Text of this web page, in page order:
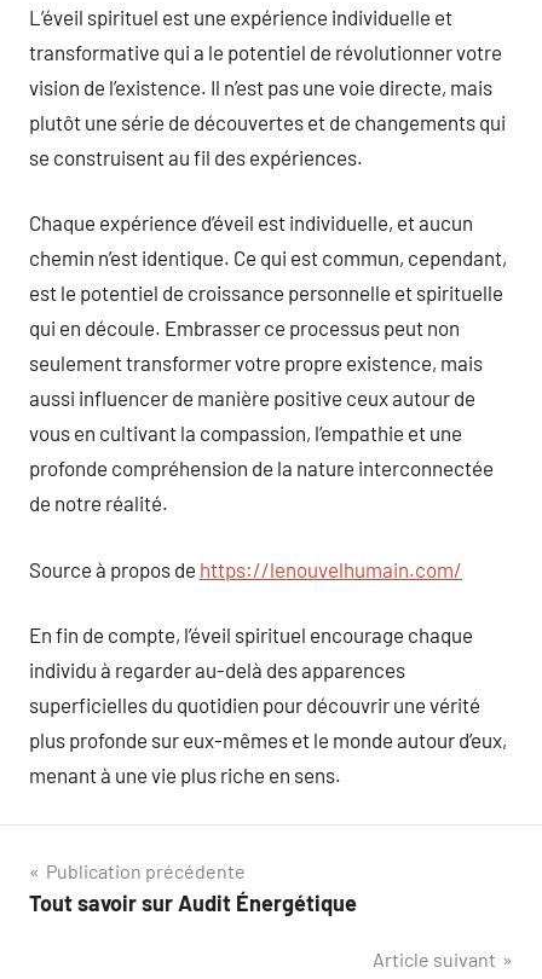
L’éveil spirituel est une expérience individuelle et
transformative qui a le potentiel de révolutionner votre
vision de l’existence. Il n’est pas une voie directe, mais
plutôt une série de découvertes et de changements qui
se construisent au fil des expériences.
Chaque expérience d’éveil est individuelle, et aucun
chemin n’est identique. Ce qui est commun, cependant,
est le potentiel de croissance personnelle et spirituelle
qui en découle. Embrasser ce processus peut non
seulement transformer votre propre existence, mais
aussi influencer de manière positive ceux autour de
vous en cultivant la compassion, l’empathie et une
profonde compréhension de la nature interconnectée
de notre réalité.
Source à propos de https://lenouvelhumain.com/
En fin de compte, l’éveil spirituel encourage chaque
individu à regarder au-delà des apparences
superficielles du quotidien pour découvrir une vérité
plus profonde sur eux-mêmes et le monde autour d’eux,
menant à une vie plus riche en sens.
Navigation
de
Publication précédente
Tout savoir sur Audit Énergétique
Article suivant